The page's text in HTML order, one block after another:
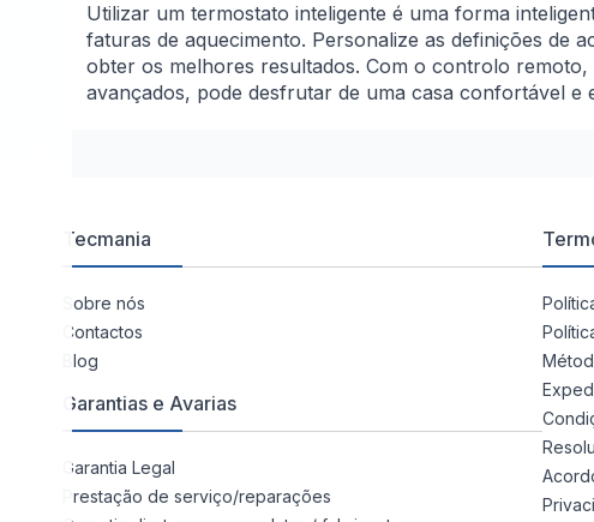
Utilizar um termostato inteligente é uma forma
faturas de aquecimento. Personalize as definições de
obter os melhores resultados. Com o controlo
avançados, pode desfrutar de uma casa confortável e
Tecmania
Sobre nós
Contactos
Blog
Garantias e Avarias
Garantia Legal
Prestação de serviço/reparações